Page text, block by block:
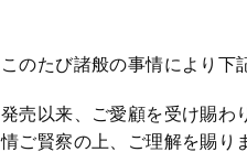
このたび諸般の事情により下
発売以来、ご愛顧を受け賜わ
情ご賢察の上、ご理解を賜り